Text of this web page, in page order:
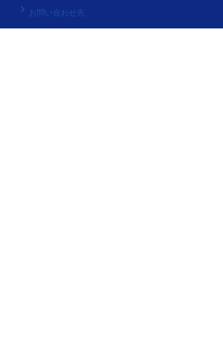
keyboard_arrow_right お問い合わせ先